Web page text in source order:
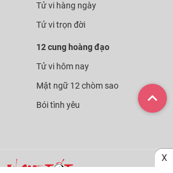
Tử vi hàng ngày
Tử vi trọn đời
12 cung hoàng đạo
Tử vi hôm nay
Mật ngữ 12 chòm sao
Bói tình yêu
X